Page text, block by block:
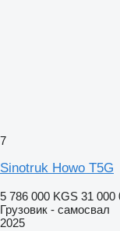
7
Sinotruk Howo T5G
5 786 000 KGS 31 000
Грузовик - самосвал
2025